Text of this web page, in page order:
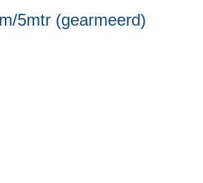
5mtr (gearmeerd)